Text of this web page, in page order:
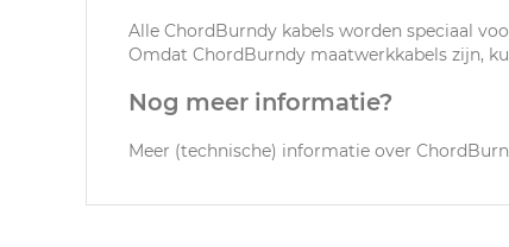
Alle ChordBurndy kabels worden speciaal
Omdat ChordBurndy maatwerkkabels zijn,
Nog meer informatie?
Meer (technische) informatie over